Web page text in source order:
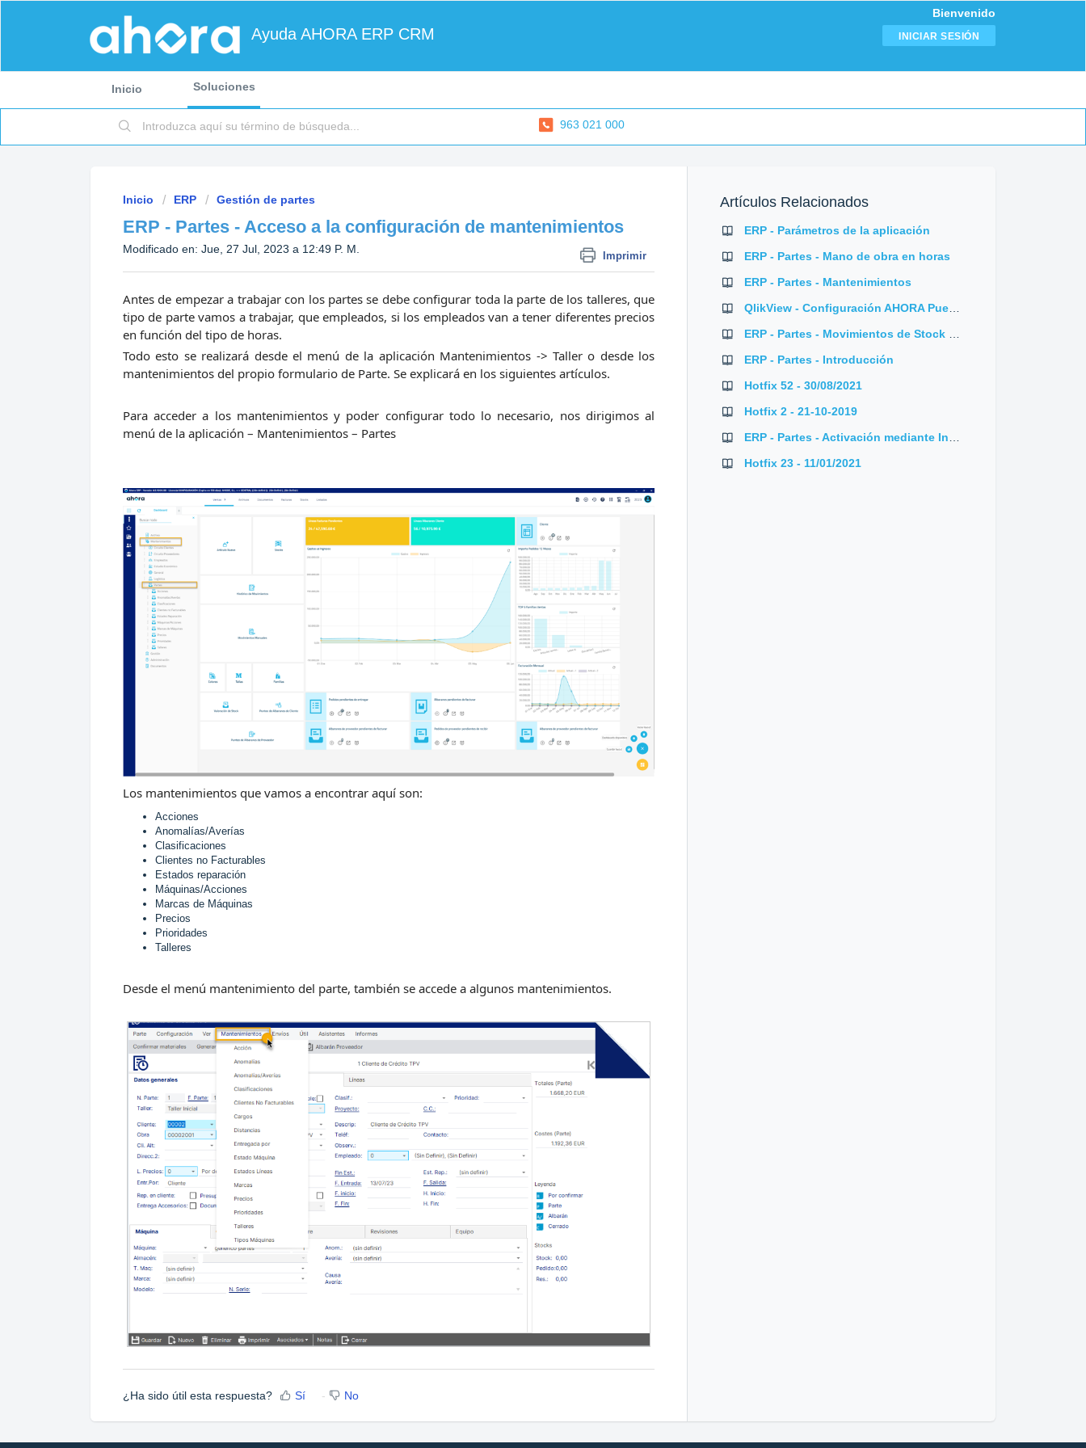
Ayuda AHORA ERP CRM
Bienvenido
INICIAR SESIÓN
Inicio Soluciones
963 021 000
Inicio ERP Gestión de partes
ERP - Partes - Acceso a la configuración de mantenimientos
Imprimir
Modificado en: Jue, 27 Jul, 2023 a 12:49 P. M.
Antes de empezar a trabajar con los partes se debe configurar toda la parte de los talleres, que
tipo de parte vamos a trabajar, que empleados, si los empleados van a tener diferentes precios
en función del tipo de horas.
Todo esto se realizará desde el menú de la aplicación Mantenimientos -> Taller o desde los
mantenimientos del propio formulario de Parte. Se explicará en los siguientes artículos.
Para acceder a los mantenimientos y poder configurar todo lo necesario, nos dirigimos al
menú de la aplicación – Mantenimientos – Partes
Los mantenimientos que vamos a encontrar aquí son:
Acciones
Anomalías/Averías
Clasificaciones
Clientes no Facturables
Estados reparación
Máquinas/Acciones
Marcas de Máquinas
Precios
Prioridades
Talleres
Desde el menú mantenimiento del parte, también se accede a algunos mantenimientos.
¿Ha sido útil esta respuesta? Sí No
Artículos Relacionados
ERP - Parámetros de la aplicación
ERP - Partes - Mano de obra en horas
ERP - Partes - Mantenimientos
ERP - Partes - Introducción
Hotfix 52 - 30/08/2021
Hotfix 2 - 21-10-2019
Hotfix 23 - 11/01/2021